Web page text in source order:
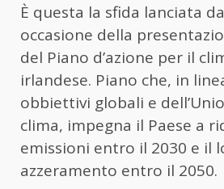
È questa la sfida lanciata
occasione della
del Piano d’azione per il
irlandese. Piano che, in
obbiettivi globali e
clima, impegna il Paese a
emissioni entro il 2030 e il
azzeramento entro il 2050.